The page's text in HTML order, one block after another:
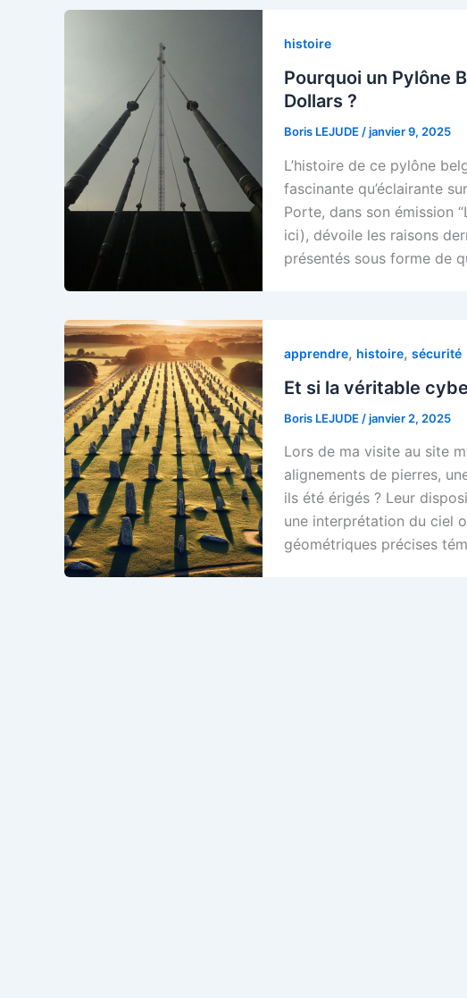
histoire
Pourquoi un Pylône
Dollars ?
Boris LEJUDE /janvier 9, 2025
L’histoire de ce pylône
fascinante qu’éclairante
Porte, dans son émission
ici), dévoile les raisons
présentés sous forme de
apprendre, histoire, sécurité
Et si la véritable
Boris LEJUDE /janvier 2, 2025
Lors de ma visite au site
alignements de pierres,
ils été érigés ? Leur
une interprétation du ciel
géométriques précises